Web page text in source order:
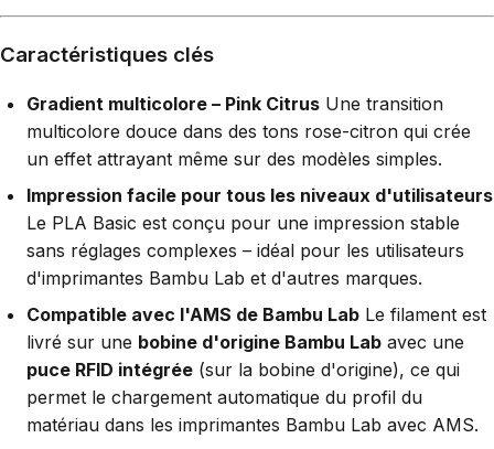
Caractéristiques clés
Gradient multicolore – Pink Citrus Une transition
multicolore douce dans des tons rose-citron qui crée
un effet attrayant même sur des modèles simples.
Impression facile pour tous les niveaux d'utilisateurs
Le PLA Basic est conçu pour une impression stable
sans réglages complexes – idéal pour les utilisateurs
d'imprimantes Bambu Lab et d'autres marques.
Compatible avec l'AMS de Bambu Lab Le filament est
livré sur une bobine d'origine Bambu Lab avec une
puce RFID intégrée (sur la bobine d'origine), ce qui
permet le chargement automatique du profil du
matériau dans les imprimantes Bambu Lab avec AMS.